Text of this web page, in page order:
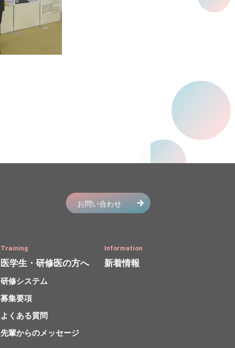
Training
医学生・研修医の方へ
研修システム
募集要項
よくある質問
先輩からのメッセージ
Information
新着情報